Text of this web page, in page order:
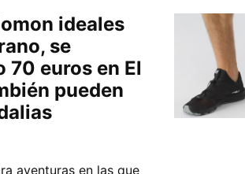
ideales
se
70 euros en El
pueden
aventuras en las que